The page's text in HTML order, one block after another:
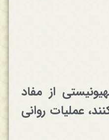
از مفاد
عملیات روانی